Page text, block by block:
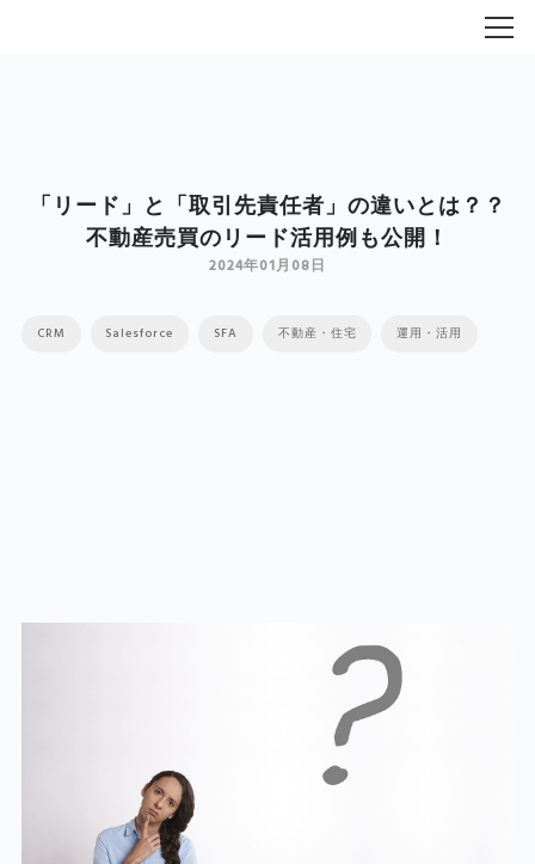
「リード」と「取引先責任者」の違いとは？？
不動産売買のリード活用例も公開！
2024年01月08日
CRM Salesforce SFA 不動産・住宅 運用・活用